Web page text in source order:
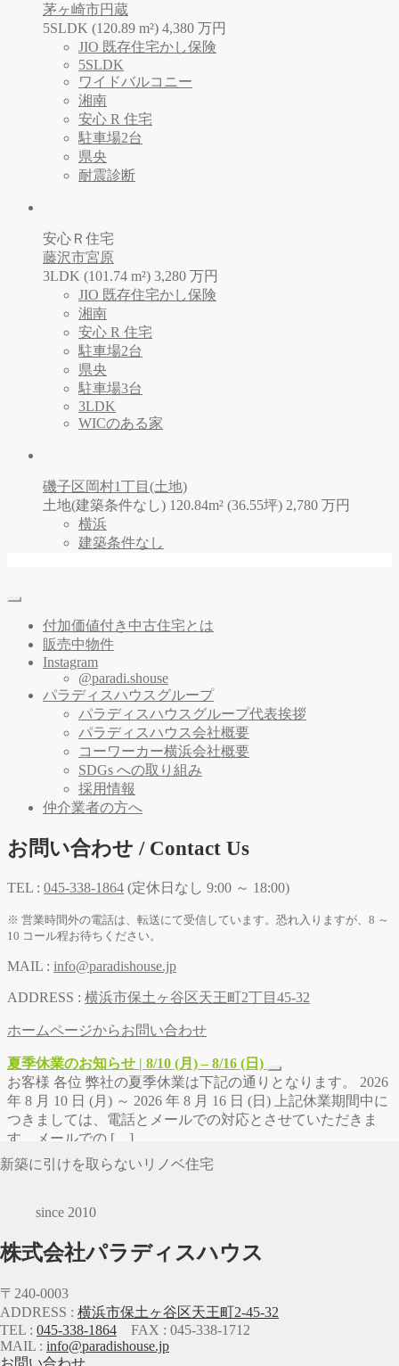
茅ヶ崎市円蔵
5SLDK (120.89 m²) 4,380 万円
JIO 既存住宅かし保険
5SLDK
ワイドバルコニー
湘南
安心 R 住宅
駐車場2台
県央
耐震診断
安心Ｒ住宅
藤沢市宮原
3LDK (101.74 m²) 3,280 万円
JIO 既存住宅かし保険
湘南
安心 R 住宅
駐車場2台
県央
駐車場3台
3LDK
WICのある家
磯子区岡村1丁目(土地)
土地(建築条件なし) 120.84m² (36.55坪) 2,780 万円
横浜
建築条件なし
新築に引けを取らないリノベ住宅
since 2010
株式会社パラディスハウス
〒240-0003
ADDRESS : 横浜市保土ヶ谷区天王町2-45-32
TEL : 045-338-1864 FAX : 045-338-1712
MAIL : info@paradishouse.jp
お問い合わせ
付加価値付き中古住宅とは
販売中物件
Instagram
@paradi.shouse
パラディスハウスグループ
パラディスハウスグループ代表挨拶
パラディスハウス会社概要
コーワーカー横浜会社概要
SDGs への取り組み
採用情報
仲介業者の方へ
お問い合わせ / Contact Us
TEL : 045-338-1864 (定休日なし 9:00 ～ 18:00)
※ 営業時間外の電話は、転送にて受信しています。恐れ入りますが、8 ～
10 コール程お待ちください。
MAIL : info@paradishouse.jp
ADDRESS : 横浜市保土ヶ谷区天王町2丁目45-32
ホームページからお問い合わせ
夏季休業のお知らせ | 8/10 (月) – 8/16 (日)
お客様 各位 弊社の夏季休業は下記の通りとなります。 2026
年 8 月 10 日 (月) ～ 2026 年 8 月 16 日 (日) 上記休業期間中に
つきましては、電話とメールでの対応とさせていただきま
す。メールでの […]